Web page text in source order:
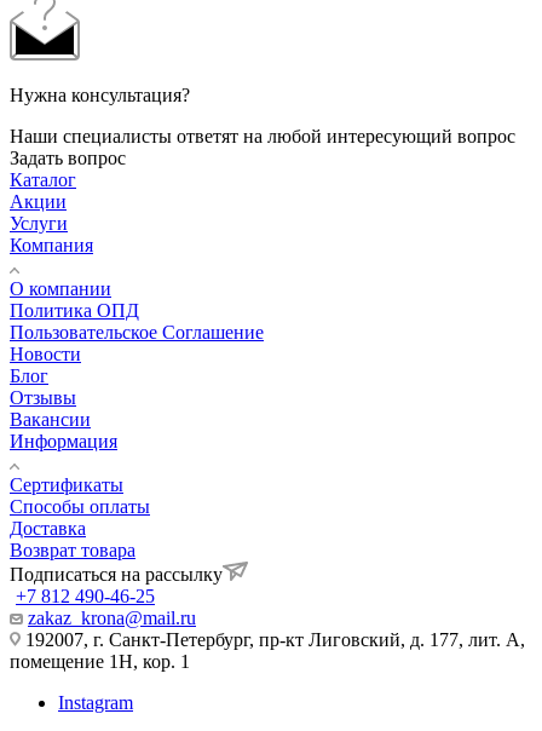
Нужна консультация?
Наши специалисты ответят на любой интересующий вопрос
Задать вопрос
Каталог
Акции
Услуги
Компания
О компании
Политика ОПД
Пользовательское Соглашение
Новости
Блог
Отзывы
Вакансии
Информация
Сертификаты
Способы оплаты
Доставка
Возврат товара
Подписаться на рассылку
+7 812 490-46-25
zakaz_krona@mail.ru
192007, г. Санкт-Петербург, пр-кт Лиговский, д. 177, лит. А,
помещение 1Н, кор. 1
Instagram